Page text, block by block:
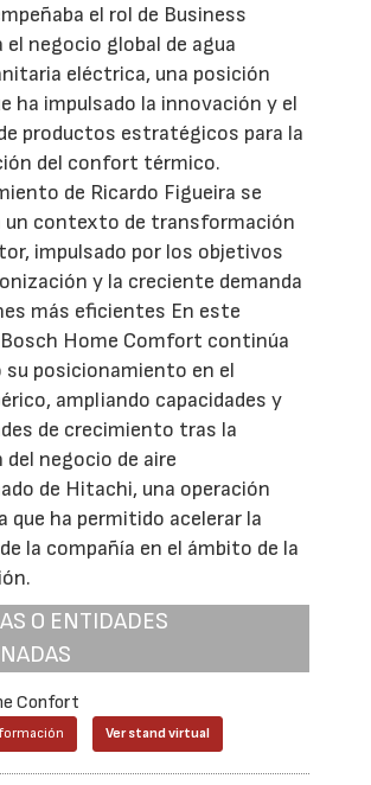
el rol de Business
el negocio global de agua
eléctrica, una posición
ha impulsado la innovación y el
productos estratégicos para la
del confort térmico.
de Ricardo Figueira se
un contexto de transformación
impulsado por los objetivos
y la creciente demanda
más eficientes En este
Home Comfort continúa
su posicionamiento en el
ampliando capacidades y
de crecimiento tras la
del negocio de aire
de Hitachi, una operación
que ha permitido acelerar la
la compañía en el ámbito de la
O ENTIDADES
Confort
Ver stand virtual